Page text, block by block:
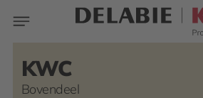
KWC
Bovendeel